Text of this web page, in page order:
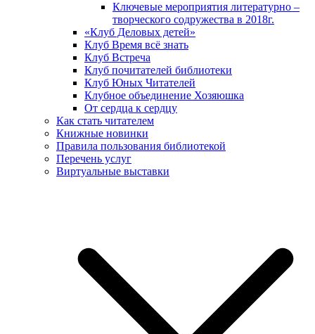
Ключевые мероприятия литературно –
творческого содружества в 2018г.
«Клуб Деловых детей»
Клуб Время всё знать
Клуб Встреча
Клуб почитателей библиотеки
Клуб Юных Читателей
Клубное объединение Хозяюшка
От сердца к сердцу
Как стать читателем
Книжные новинки
Правила пользования библиотекой
Перечень услуг
Виртуальные выставки